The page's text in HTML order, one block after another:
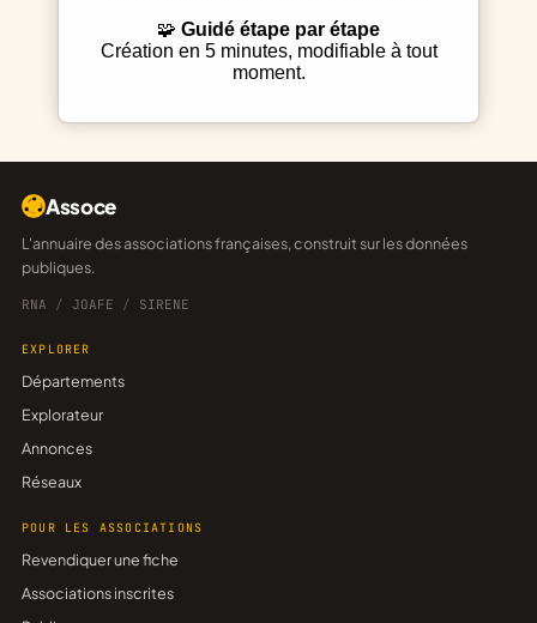
Guidé étape par étape
Création en 5 minutes, modifiable à tout
moment.
Assoce
L'annuaire des associations françaises, construit sur les données
publiques.
RNA / JOAFE / SIRENE
EXPLORER
Départements
Explorateur
Annonces
Réseaux
POUR LES ASSOCIATIONS
Revendiquer une fiche
Associations inscrites